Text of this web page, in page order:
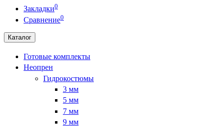
Закладки0
Сравнение0
Каталог
Готовые комплекты
Неопрен
Гидрокостюмы
3 мм
5 мм
7 мм
9 мм